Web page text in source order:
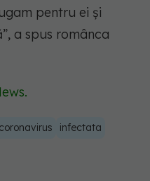
pentru ei şi
a spus românca
coronavirus
infectata